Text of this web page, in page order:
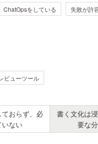
ChatOpsをしている 失敗が許
ビューツール
おらず、必
ない
書く文化は
要な